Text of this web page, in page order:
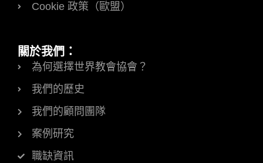
Cookie 政策（歐盟）
關於我們：
為何選擇世界教會協會？
我們的歷史
我們的顧問團隊
案例研究
職缺資訊